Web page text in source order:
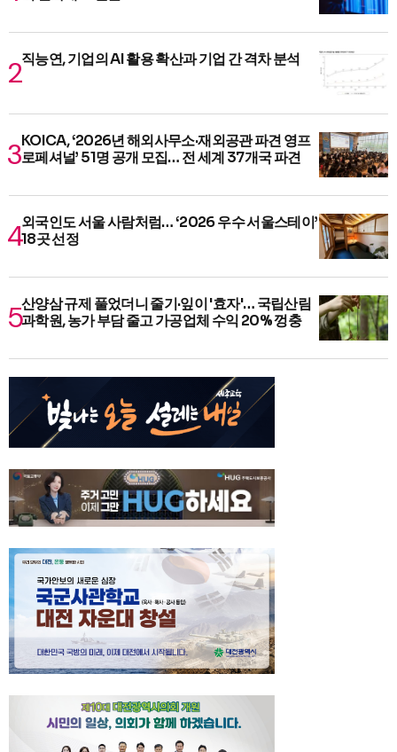
직능연, 기업의 AI 활용 확산과 기업 간 격차 분석
KOICA, ‘2026년 해외사무소·재외공관 파견 영프
로페셔널’ 51명 공개 모집… 전 세계 37개국 파견
외국인도 서울 사람처럼… ‘2026 우수 서울스테이’
18곳 선정
산양삼 규제 풀었더니 줄기·잎이 '효자'… 국립산림
과학원, 농가 부담 줄고 가공업체 수익 20% 껑충